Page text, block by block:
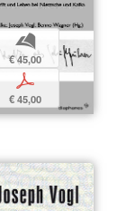
b
€ 45,00
p
€ 45,00